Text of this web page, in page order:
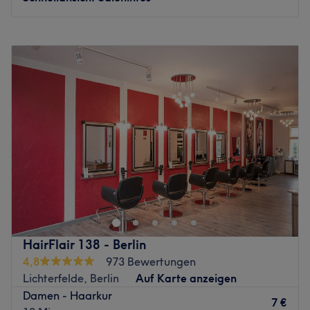
Wasser als kostenlosen Getränkeservice an.
Dienstag
Mittwoch
Donnerstag
11:00
11:00–20:00
08:00–14:00
Geschlossen
Wo der Name zum Programm wird - Im Friseur “P3
Haarkunst”, in der Potsdamer Straße 3, mitten im ruhigen
Teil von Zehlendorf hat Inhaberin Nina Heinisch ihren
kleinen, feinen Salon für Damen und Herren geschaffen.
Zusammen mit ihrem erfahrenen Team bietet Sie Ihnen
die ganze Palette der Friseurkunst, vom typgerechten,
akkuraten Haarschnitt, über ein entsprechendes Styling
bis zu brillanten Neu-Färbungen. In angenehmer
Atmosphäre können Sie entspannen und sich zu Ihren
HairFlair 138 - Berlin
4,8
973 Bewertungen
Lichterfelde, Berlin
Auf Karte anzeigen
Damen - Haarkur
7 €